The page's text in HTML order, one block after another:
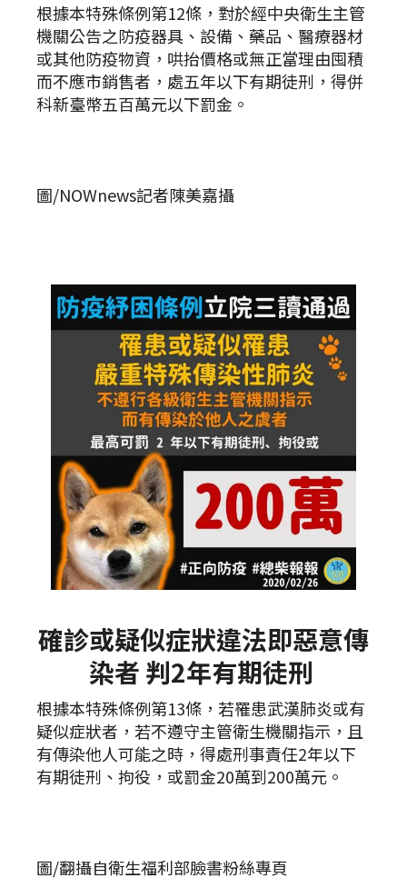
根據本特殊條例第12條，對於經中央衛生主管
機關公告之防疫器具、設備、藥品、醫療器材
或其他防疫物資，哄抬價格或無正當理由囤積
而不應市銷售者，處五年以下有期徒刑，得併
科新臺幣五百萬元以下罰金。
圖/NOWnews記者陳美嘉攝
確診或疑似症狀違法即惡意傳
染者 判2年有期徒刑
根據本特殊條例第13條，若罹患武漢肺炎或有
疑似症狀者，若不遵守主管衛生機關指示，且
有傳染他人可能之時，得處刑事責任2年以下
有期徒刑、拘役，或罰金20萬到200萬元。
圖/翻攝自衛生福利部臉書粉絲專頁